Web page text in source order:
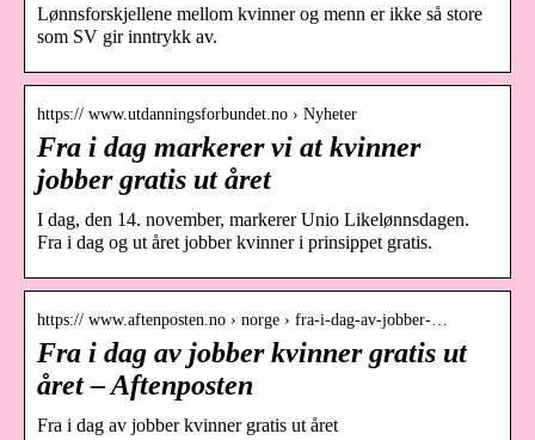
Lønnsforskjellene mellom kvinner og menn er ikke så store
som SV gir inntrykk av.
https:// www.utdanningsforbundet.no › Nyheter
Fra i dag markerer vi at kvinner
jobber gratis ut året
I dag, den 14. november, markerer Unio Likelønnsdagen.
Fra i dag og ut året jobber kvinner i prinsippet gratis.
https:// www.aftenposten.no › norge › fra-i-dag-av-jobber-…
Fra i dag av jobber kvinner gratis ut
året – Aftenposten
Fra i dag av jobber kvinner gratis ut året